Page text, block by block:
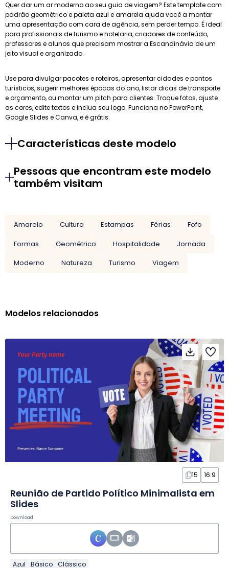
Quer dar um ar moderno ao seu guia de viagem? Este template com
padrão geométrico e paleta azul e amarela ajuda você a montar
uma apresentação com cara de agência, sem perder tempo. É ideal
para profissionais de turismo e hotelaria, criadores de conteúdo,
professores e alunos que precisam mostrar a Escandinávia de um
jeito visual e organizado.
Use para divulgar pacotes e roteiros, apresentar cidades e pontos
turísticos, sugerir melhores épocas do ano, listar dicas de transporte
e orçamento, ou montar um pitch para clientes. Troque fotos, ajuste
as cores, edite textos e inclua seu logo. Funciona no PowerPoint,
Google Slides e Canva, e é grátis.
Características deste modelo
Pessoas que encontram este modelo
também visitam
Amarelo Cultura Estampas Férias
Fofo
Formas
Geométrico Hospitalidade
Jornada
Moderno
Natureza Turismo Viagem
Modelos relacionados
15 16:9
Reunião de Partido Político Minimalista em
Slides
Download
Azul Básico Clássico